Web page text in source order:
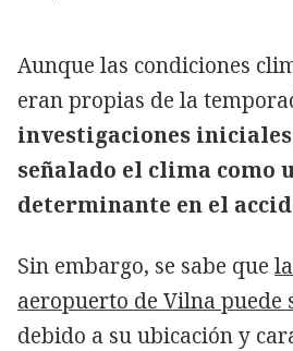
Aunque las condiciones
eran propias de la
investigaciones
señalado el clima como
determinante en el
Sin embargo, se sabe que
aeropuerto de Vilna puede
debido a su ubicación y